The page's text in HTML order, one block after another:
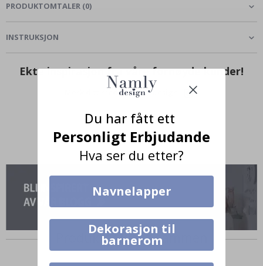
PRODUKTOMTALER (0)
INSTRUKSJON
Ekte inspirasjon fra våre fornøyde kunder!
Merk ditt med #namly_design
Produkter kjøpt sammen
Du har fått ett
Personligt Erbjudande
Hva ser du etter?
Navnelapper
Dekorasjon til
barnerom